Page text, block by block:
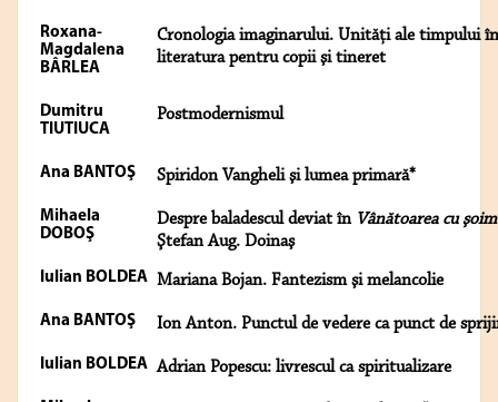
Roxana-
Magdalena
BÂRLEA
Cronologia imaginarului. Unităţi ale timpului în
literatura pentru copii şi tineret
Dumitru
TIUTIUCA
Postmodernismul
Ana BANTOŞ Spiridon Vangheli şi lumea primară*
Mihaela
DOBOŞ
Despre baladescul deviat în Vânătoarea cu şoim
Ştefan Aug. Doinaş
Iulian BOLDEA Mariana Bojan. Fantezism şi melancolie
Ana BANTOŞ Ion Anton. Punctul de vedere ca punct de
Iulian BOLDEA Adrian Popescu: livrescul ca spiritualizare